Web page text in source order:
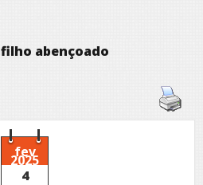
filho abençoado
fev
2025
4